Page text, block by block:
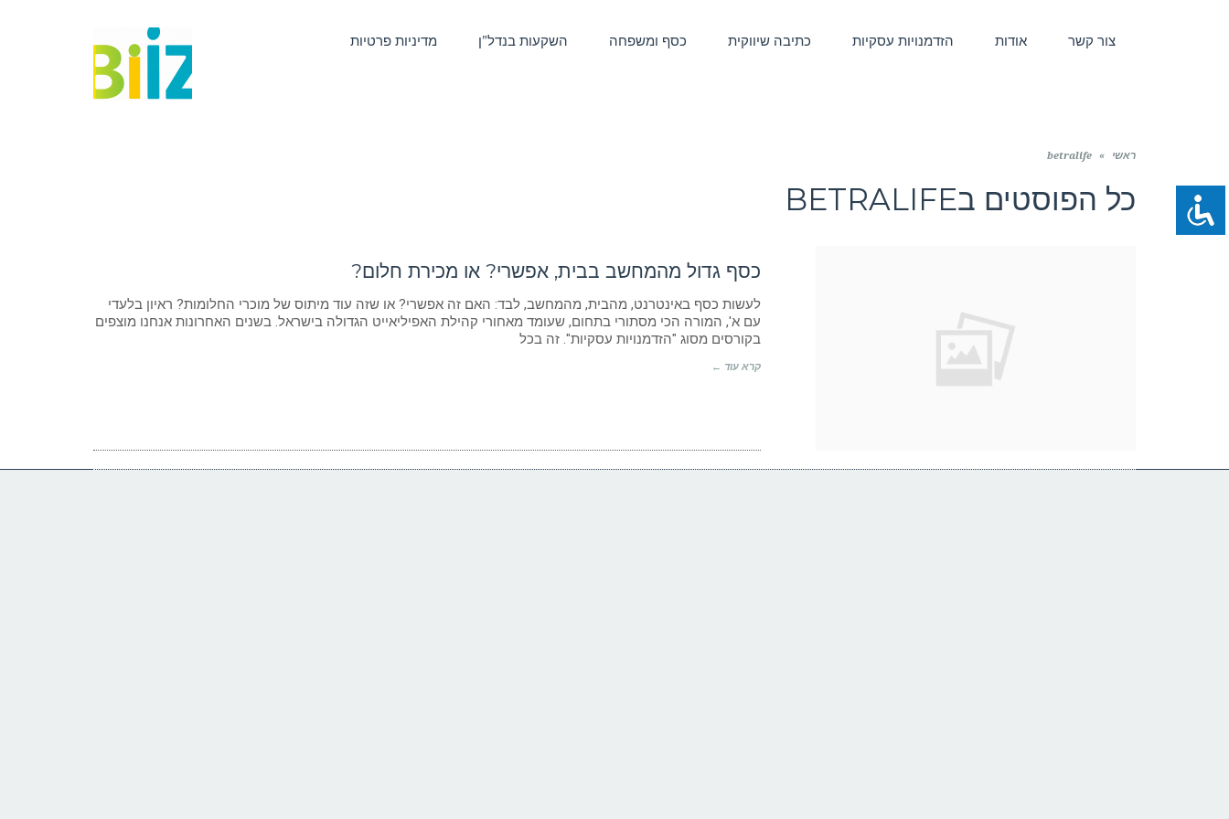
צור קשר אודות הזדמנויות עסקיות כתיבה שיווקית כסף ומשפחה השקעות בנדל”ן מדיניות פרטיות
ראשי »
betralife
כל הפוסטים בBETRALIFE
כסף גדול מהמחשב בבית, אפשרי? או מכירת חלום?
לעשות כסף באינטרנט, מהבית, מהמחשב, לבד: האם זה אפשרי? או שזה עוד מיתוס של מוכרי החלומות? ראיון בלעדי
עם א', המורה הכי מסתורי בתחום, שעומד מאחורי קהילת האפיליאייט הגדולה בישראל. בשנים האחרונות אנחנו מוצפים
בקורסים מסוג "הזדמנויות עסקיות". זה בכל
קרא עוד ←